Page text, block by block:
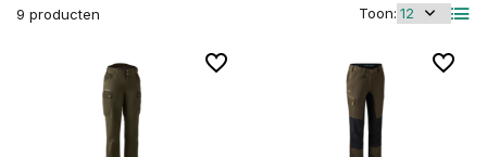
9 producten Toon: